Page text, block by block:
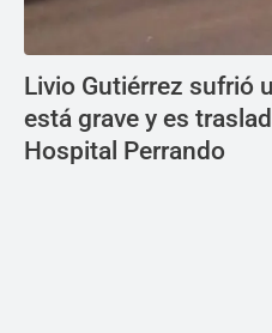
Livio Gutiérrez sufrió
está grave y es
Hospital Perrando